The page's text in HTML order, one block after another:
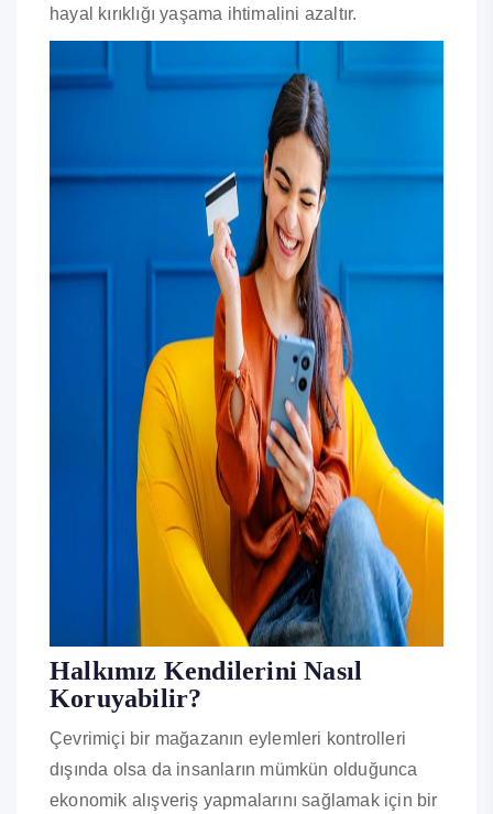
hayal kırıklığı yaşama ihtimalini azaltır.
Halkımız Kendilerini Nasıl
Koruyabilir?
Çevrimiçi bir mağazanın eylemleri kontrolleri
dışında olsa da insanların mümkün olduğunca
ekonomik alışveriş yapmalarını sağlamak için bir